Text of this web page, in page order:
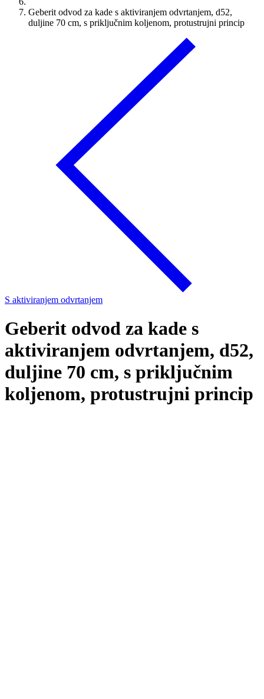
Geberit odvod za kade s aktiviranjem odvrtanjem, d52,
duljine 70 cm, s priključnim koljenom, protustrujni princip
S aktiviranjem odvrtanjem
Geberit odvod za kade s
aktiviranjem odvrtanjem, d52,
duljine 70 cm, s priključnim
koljenom, protustrujni princip